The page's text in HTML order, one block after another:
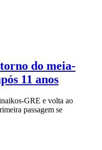
do meia-
11 anos
GRE e volta ao
passagem se